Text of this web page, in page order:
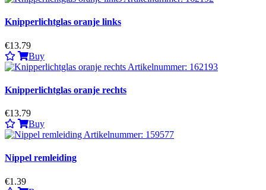
Knipperlichtglas oranje links
€13.79
Buy
Knipperlichtglas oranje rechts
€13.79
Buy
Nippel remleiding
€1.39